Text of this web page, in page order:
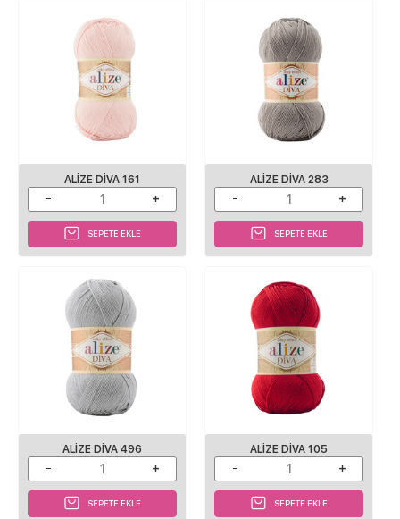
ALIZE DIVA 161
SEPETE EKLE
ALIZE DIVA 283
SEPETE EKLE
ALIZE DIVA 496
SEPETE EKLE
ALIZE DIVA 105
SEPETE EKLE